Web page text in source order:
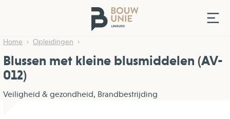
Home Opleidingen
Blussen met kleine blusmiddelen (AV-
012)
Veiligheid & gezondheid, Brandbestrijding